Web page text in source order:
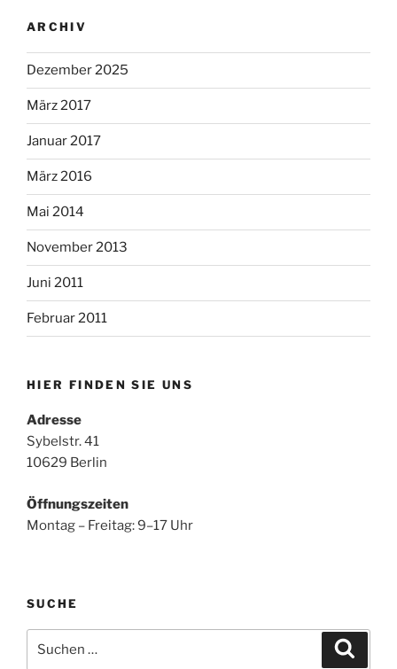
ARCHIV
Dezember 2025
März 2017
Januar 2017
März 2016
Mai 2014
November 2013
Juni 2011
Februar 2011
HIER FINDEN SIE UNS
Adresse
Sybelstr. 41
10629 Berlin
Öffnungszeiten
Montag – Freitag: 9–17 Uhr
SUCHE
nach: